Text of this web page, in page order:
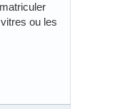
ou les